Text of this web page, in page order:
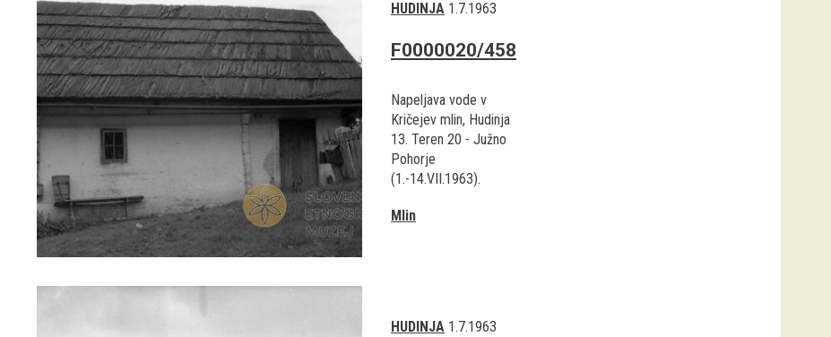
HUDINJA 1.7.1963
F0000020/458
Napeljava vode v
Kričejev mlin, Hudinja
13. Teren 20 - Južno
Pohorje
(1.-14.VII.1963).
Mlin
HUDINJA 1.7.1963